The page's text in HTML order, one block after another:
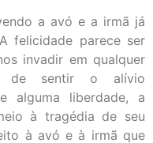
a avó e a irmã já
felicidade parece ser
invadir em qualquer
de sentir o alívio
alguma liberdade, a
à tragédia de seu
à avó e à irmã que